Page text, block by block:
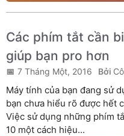
Các phím tắt cần
giúp bạn pro hơn
7 Tháng Một, 2016
Máy tính của bạn đang sử
bạn chưa hiểu rõ được hết
Việc sử dụng những phím
10 một cách hiệu...